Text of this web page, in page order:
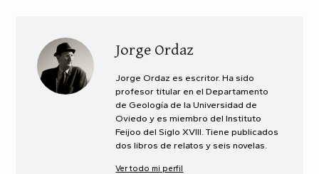
Jorge Ordaz
Jorge Ordaz es escritor. Ha sido
profesor titular en el Departamento
de Geología de la Universidad de
Oviedo y es miembro del Instituto
Feijoo del Siglo XVIII. Tiene publicados
dos libros de relatos y seis novelas.
Ver todo mi perfil